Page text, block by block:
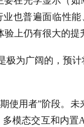
也普遍面临性
上仍有很大的提
为广阔的，预
使用者”阶段。
模态交互和内